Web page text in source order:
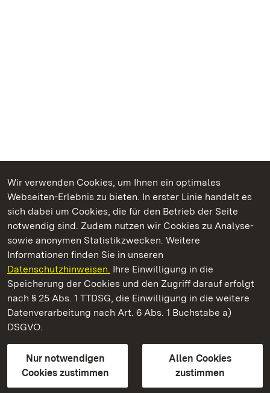
Wir verwenden Cookies, um Ihnen ein optimales
Webseiten-Erlebnis zu bieten. In erster Linie handelt es
sich dabei um Cookies, die für den Betrieb der Seite
notwendig sind. Zudem nutzen wir Cookies zu Analyse-
sowie anonymen Statistikzwecken. Weitere
Informationen finden Sie in unseren
Datenschutzhinweisen. Ihre Einwilligung in die
Speicherung der Cookies und den Zugriff darauf erfolgt
nach § 25 Abs. 1 TTDSG, die Einwilligung in die weitere
Datenverarbeitung nach Art. 6 Abs. 1 Buchstabe a)
DSGVO.
Nur notwendigen
Cookies zustimmen
Allen Cookies
zustimmen
Kommen. Staunen. Genießen.
Staatliche Schlösser und Gärten Baden‑Württemberg
Staatliche Schlösser und Gärten Baden-Württemberg
Kontakt
GebärdenspracheLeichte Sprache
Erklärung zur Barrierefreiheit
BITV-konform (geprüfte Seiten)